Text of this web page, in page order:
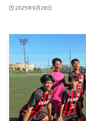
2025年9月28日